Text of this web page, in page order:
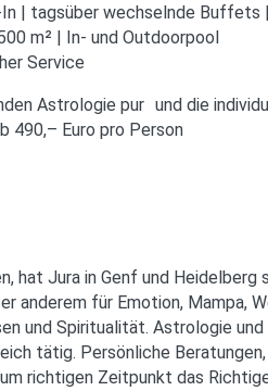
In | tagsüber wechselnde
m² | In- und Outdoorpool
Service
Astrologie pur und die
490,– Euro pro Person
hat Jura in Genf und
anderem für Emotion, Mampa,
und Spiritualität. Astrologie
tätig. Persönliche
richtigen Zeitpunkt das